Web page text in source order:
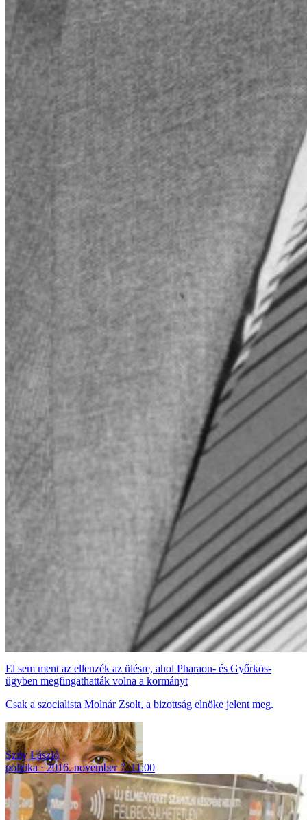
El sem ment az ellenzék az ülésre, ahol Pharaon- és Győrkös-
ügyben megfingathatták volna a kormányt
Csak a szocialista Molnár Zsolt, a bizottság elnöke jelent meg.
Szily László
politika
2016. november 7. 11:00